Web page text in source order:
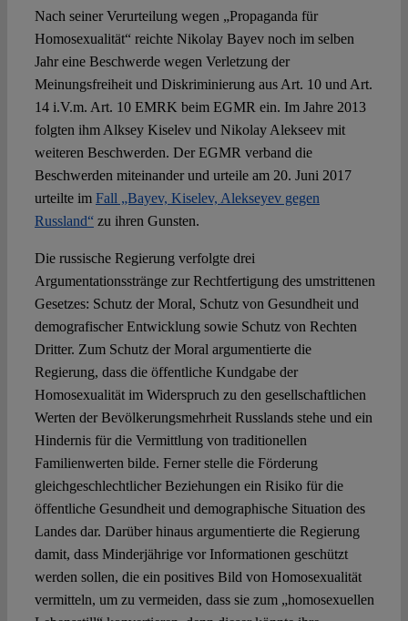
Nach seiner Verurteilung wegen „Propaganda für
Homosexualität“ reichte Nikolay Bayev noch im selben
Jahr eine Beschwerde wegen Verletzung der
Meinungsfreiheit und Diskriminierung aus Art. 10 und Art.
14 i.V.m. Art. 10 EMRK beim EGMR ein. Im Jahre 2013
folgten ihm Alksey Kiselev und Nikolay Alekseev mit
weiteren Beschwerden. Der EGMR verband die
Beschwerden miteinander und urteile am 20. Juni 2017
urteilte im Fall „Bayev, Kiselev, Alekseyev gegen
Russland“zu ihren Gunsten.
Die russische Regierung verfolgte drei
Argumentationsstränge zur Rechtfertigung des umstrittenen
Gesetzes: Schutz der Moral, Schutz von Gesundheit und
demografischer Entwicklung sowie Schutz von Rechten
Dritter. Zum Schutz der Moral argumentierte die
Regierung, dass die öffentliche Kundgabe der
Homosexualität im Widerspruch zu den gesellschaftlichen
Werten der Bevölkerungsmehrheit Russlands stehe und ein
Hindernis für die Vermittlung von traditionellen
Familienwerten bilde. Ferner stelle die Förderung
gleichgeschlechtlicher Beziehungen ein Risiko für die
öffentliche Gesundheit und demographische Situation des
Landes dar. Darüber hinaus argumentierte die Regierung
damit, dass Minderjährige vor Informationen geschützt
werden sollen, die ein positives Bild von Homosexualität
vermitteln, um zu vermeiden, dass sie zum „homosexuellen